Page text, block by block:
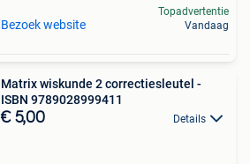
Bezoek website
Topadvertentie
Vandaag
Matrix wiskunde 2 correctiesleutel -
ISBN 9789028999411
€ 5,00 Details